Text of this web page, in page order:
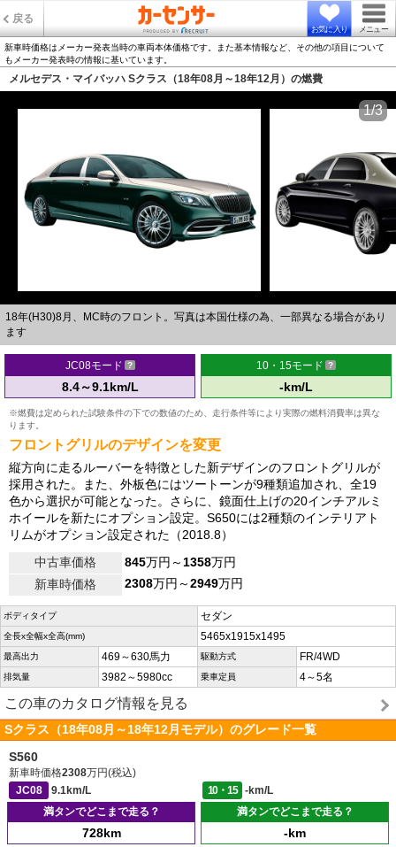
戻る
お気に入り メニュー
新車時価格はメーカー発表当時の車両本体価格です。また基本情報など、その他の項目について
もメーカー発表時の情報に基いています。
メルセデス・マイバッハ Sクラス（18年08月～18年12月）の燃費
18年(H30)8月、MC時のフロント。写真は本国仕様の為、一部異なる場合があり
ます
1/3
JC08モード
8.4～9.1km/L
10・15モード
-km/L
※燃費は定められた試験条件の下での数値のため、走行条件等により実際の燃料消費率は異な
ります。
フロントグリルのデザインを変更
縦方向に走るルーバーを特徴とした新デザインのフロントグリルが
採用された。また、外板色にはツートーンが9種類追加され、全19
色から選択が可能となった。さらに、鏡面仕上げの20インチアルミ
ホイールを新たにオプション設定。S650には2種類のインテリアト
リムがオプション設定された（2018.8）
中古車価格
845万円～1358万円
新車時価格
2308万円～2949万円
ボディタイプ セダン
全長x全幅x全高(mm) 5465x1915x1495
最高出力 469～630馬力 駆動方式 FR/4WD
排気量 3982～5980cc 乗車定員 4～5名
この車のカタログ情報を見る
Sクラス（18年08月～18年12月モデル）のグレード一覧
S560
新車時価格2308万円(税込)
JC08
9.1km/L 10・15
-km/L
満タンでどこまで走る？
728km
満タンでどこまで走る？
-km